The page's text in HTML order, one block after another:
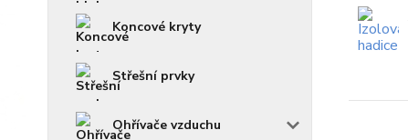
Koncové kryty
Střešní prvky
Ohřívače vzduchu